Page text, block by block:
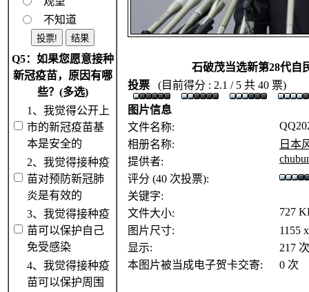
不知道
Q5：如果您愿意接种
新冠疫苗，原因有哪
些？(多选)
1、我觉得公开上
市的新冠疫苗基
本是安全的
2、我觉得接种疫
苗对预防新冠肺
炎是有效的
3、我觉得接种疫
苗可以保护自己
免受感染
4、我觉得接种疫
苗可以保护周围
石破茂当选新第28代自
投票
(目前得分 : 2.1 / 5 共 40 票)
图片信息
文件名称:
相册名称:
日本
提供者:
评分 (40 次投票):
关键字:
文件大小:
727
图片尺寸:
1155
显示:
217 次
本图片被当成电子贺卡交寄:
0 次